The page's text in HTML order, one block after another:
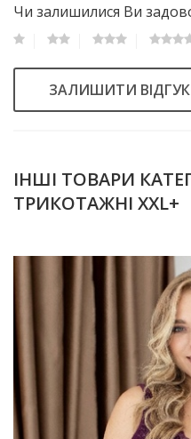
Чи залишилися Ви
ЗАЛИШИТИ ВІДГУК
ІНШІ ТОВАРИ
ТРИКОТАЖНІ XXL+